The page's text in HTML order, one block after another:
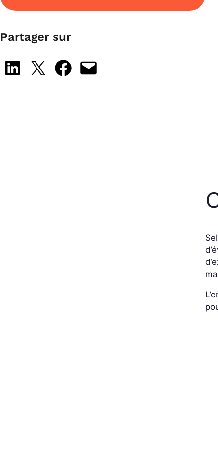
Partager sur
Share on LinkedIn
Share on X Share on Facebook
Email this Page